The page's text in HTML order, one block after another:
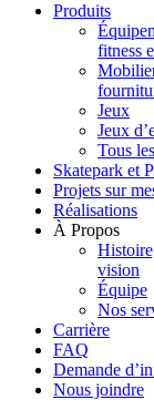
Produits
fitness
Jeux
Jeux
Tous
Skatepark et
Projets sur
Réalisations
À Propos
vision
Équipe
Nos
Carrière
FAQ
Demande
Nous joindre